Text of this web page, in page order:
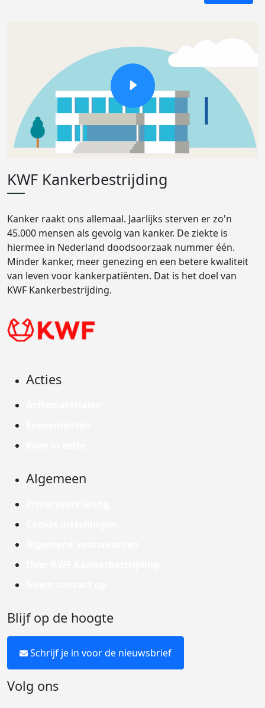
KWF Kankerbestrijding
Kanker raakt ons allemaal. Jaarlijks sterven er zo'n
45.000 mensen als gevolg van kanker. De ziekte is
hiermee in Nederland doodsoorzaak nummer één.
Minder kanker, meer genezing en een betere kwaliteit
van leven voor kankerpatiënten. Dat is het doel van
KWF Kankerbestrijding.
Acties
Algemeen
Blijf op de hoogte
Schrijf je in voor de nieuwsbrief
Volg ons